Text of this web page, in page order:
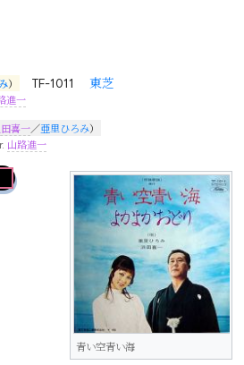
） TF-1011 東芝
進一
喜一／亜里ひろみ）
山路進一
青い空青い海